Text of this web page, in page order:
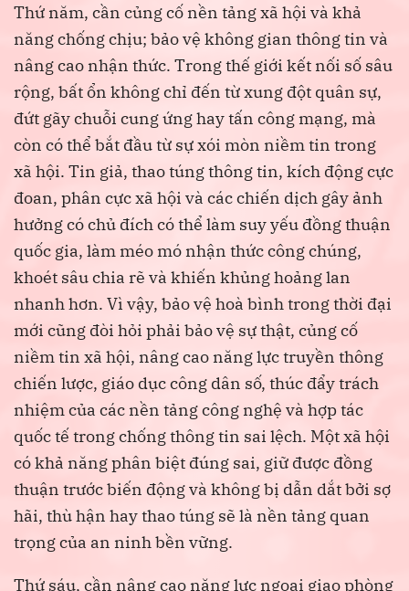
Thứ năm, cần củng cố nền tảng xã hội và khả
năng chống chịu; bảo vệ không gian thông tin và
nâng cao nhận thức. Trong thế giới kết nối số sâu
rộng, bất ổn không chỉ đến từ xung đột quân sự,
đứt gãy chuỗi cung ứng hay tấn công mạng, mà
còn có thể bắt đầu từ sự xói mòn niềm tin trong
xã hội. Tin giả, thao túng thông tin, kích động cực
đoan, phân cực xã hội và các chiến dịch gây ảnh
hưởng có chủ đích có thể làm suy yếu đồng thuận
quốc gia, làm méo mó nhận thức công chúng,
khoét sâu chia rẽ và khiến khủng hoảng lan
nhanh hơn. Vì vậy, bảo vệ hoà bình trong thời đại
mới cũng đòi hỏi phải bảo vệ sự thật, củng cố
niềm tin xã hội, nâng cao năng lực truyền thông
chiến lược, giáo dục công dân số, thúc đẩy trách
nhiệm của các nền tảng công nghệ và hợp tác
quốc tế trong chống thông tin sai lệch. Một xã hội
có khả năng phân biệt đúng sai, giữ được đồng
thuận trước biến động và không bị dẫn dắt bởi sợ
hãi, thù hận hay thao túng sẽ là nền tảng quan
trọng của an ninh bền vững.
Thứ sáu, cần nâng cao năng lực ngoại giao phòng